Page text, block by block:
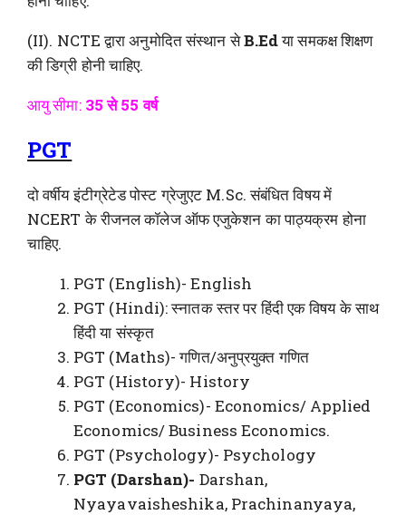
(II). NCTE द्वारा अनुमोदित संस्थान सेB.Edया समकक्ष शिक्षण
की डिग्री होनी चाहिए.
आयु सीमा: 35 से 55 वर्ष
PGT
दो वर्षीय इंटीग्रेटेड पोस्ट ग्रेजुएट M.Sc. संबंधित विषय में
NCERT के रीजनल कॉलेज ऑफ एजुकेशन का पाठ्यक्रम होना
चाहिए.
PGT (English)- English
PGT (Hindi): स्नातक स्तर पर हिंदी एक विषय के साथ
हिंदी या संस्कृत
PGT (Maths)- गणित/अनुप्रयुक्त गणित
PGT (History)- History
PGT (Economics)- Economics/ Applied
Economics/ Business Economics.
PGT (Psychology)- Psychology
PGT (Darshan)- Darshan,
Nyayavaisheshika, Prachinanyaya,